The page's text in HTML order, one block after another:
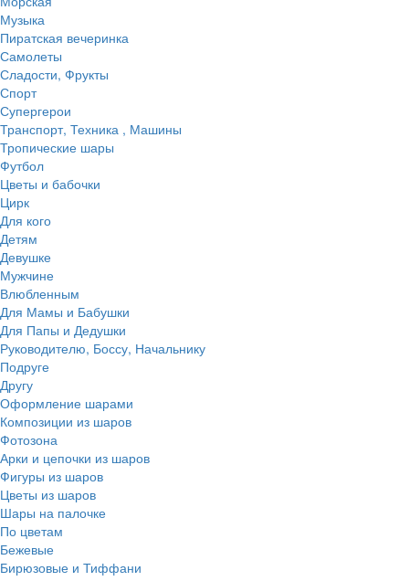
Музыка
Пиратская вечеринка
Самолеты
Сладости, Фрукты
Спорт
Супергерои
Транспорт, Техника , Машины
Тропические шары
Футбол
Цветы и бабочки
Цирк
Для кого
Детям
Девушке
Мужчине
Влюбленным
Для Мамы и Бабушки
Для Папы и Дедушки
Руководителю, Боссу, Начальнику
Подруге
Другу
Оформление шарами
Композиции из шаров
Фотозона
Арки и цепочки из шаров
Фигуры из шаров
Цветы из шаров
Шары на палочке
По цветам
Бежевые
Бирюзовые и Тиффани